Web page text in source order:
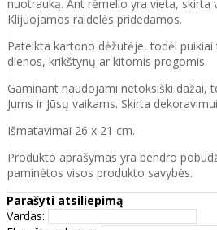
nuotrauką. Ant rėmelio yra vieta, skirta
Klijuojamos raidelės pridedamos.
Pateikta kartono dėžutėje, todėl
dienos, krikštynų ar kitomis progomis.
Gaminant naudojami netoksiški dažai,
Jums ir Jūsų vaikams. Skirta
Išmatavimai 26 x 21 cm.
Produkto aprašymas yra bendro
paminėtos visos produkto savybės.
Parašyti atsiliepimą
Vardas: